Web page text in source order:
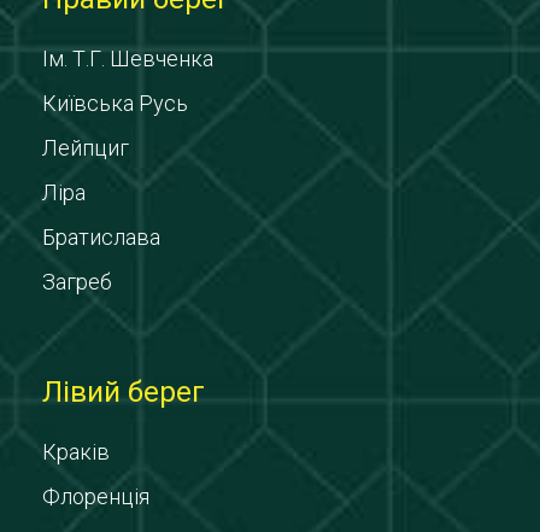
Ім. Т.Г. Шевченка
Київська Русь
Лейпциг
Ліра
Братислава
Загреб
Лівий берег
Краків
Флоренція